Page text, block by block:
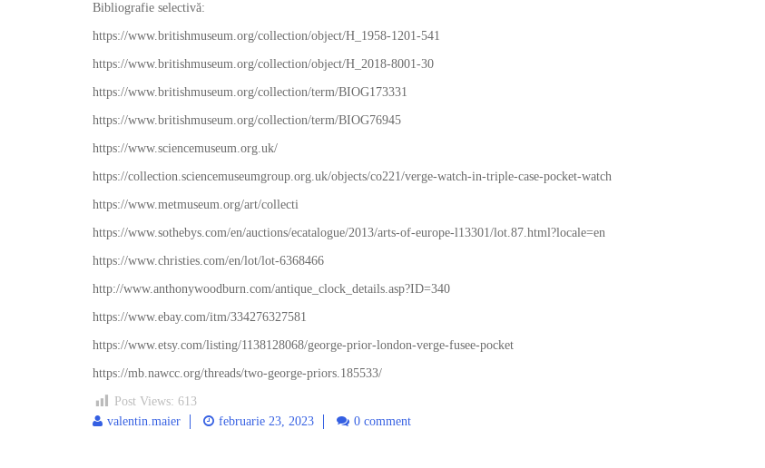
Bibliografie selectivă:
https://www.britishmuseum.org/collection/object/H_1958-1201-541
https://www.britishmuseum.org/collection/object/H_2018-8001-30
https://www.britishmuseum.org/collection/term/BIOG173331
https://www.britishmuseum.org/collection/term/BIOG76945
https://www.sciencemuseum.org.uk/
https://collection.sciencemuseumgroup.org.uk/objects/co221/verge-watch-in-triple-case-pocket-watch
https://www.metmuseum.org/art/collecti
https://www.sothebys.com/en/auctions/ecatalogue/2013/arts-of-europe-l13301/lot.87.html?locale=en
https://www.christies.com/en/lot/lot-6368466
http://www.anthonywoodburn.com/antique_clock_details.asp?ID=340
https://www.ebay.com/itm/334276327581
https://www.etsy.com/listing/1138128068/george-prior-london-verge-fusee-pocket
https://mb.nawcc.org/threads/two-george-priors.185533/
Post Views: 613
valentin.maier
februarie 23, 2023 0 comment